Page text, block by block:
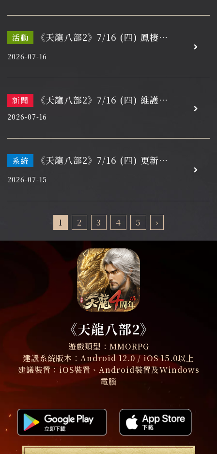
活動
《天龍八部2》7/16 (四) 鳳棲大
理，再續情緣
2026-07-16
新聞
《天龍八部2》7/16 (四) 維護開
機通知
2026-07-16
系統
《天龍八部2》7/16 (四) 更新維
護通知
2026-07-15
1 2 3 4 5 ›
《天龍八部2》
遊戲類型：MMORPG
建議系統版本：Android 12.0 / iOS 15.0以上
建議裝置：iOS裝置、Android裝置及Windows
電腦